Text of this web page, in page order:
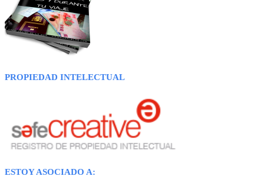
PROPIEDAD INTELECTUAL
ESTOY ASOCIADO A: